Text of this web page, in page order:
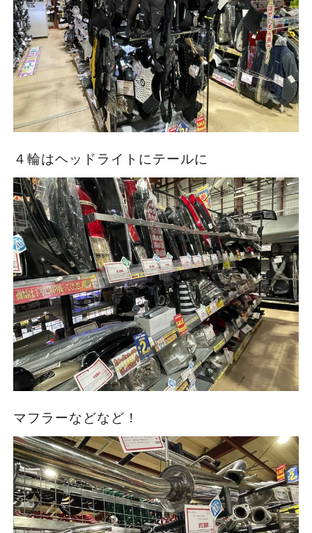
４輪はヘッドライトにテールに
マフラーなどなど！